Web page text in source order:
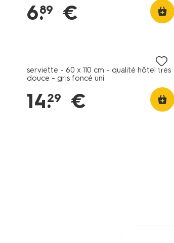
6.
89 €
serviette - 60 x 110 cm - qualité hôtel très
douce - gris foncé uni
14.
29 €